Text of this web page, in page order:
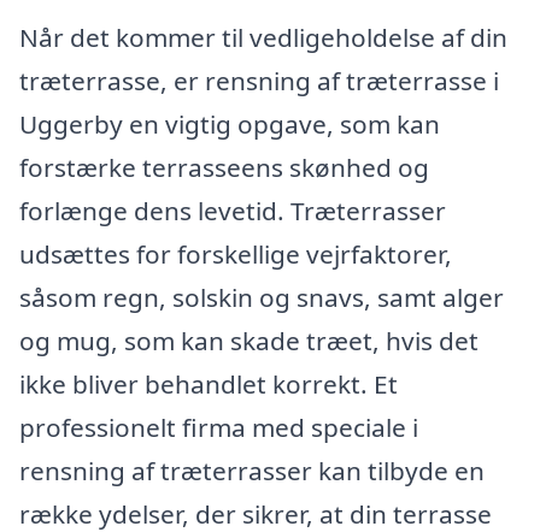
Når det kommer til vedligeholdelse af din
træterrasse, er rensning af træterrasse i
Uggerby en vigtig opgave, som kan
forstærke terrasseens skønhed og
forlænge dens levetid. Træterrasser
udsættes for forskellige vejrfaktorer,
såsom regn, solskin og snavs, samt alger
og mug, som kan skade træet, hvis det
ikke bliver behandlet korrekt. Et
professionelt firma med speciale i
rensning af træterrasser kan tilbyde en
række ydelser, der sikrer, at din terrasse